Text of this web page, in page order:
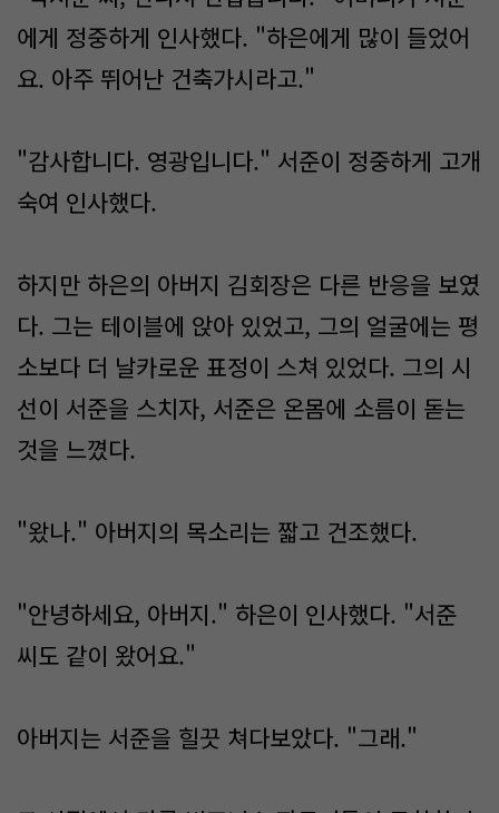
에게 정중하게 인사했다. "하은에게 많이 들었어
요. 아주 뛰어난 건축가시라고."
"감사합니다. 영광입니다." 서준이 정중하게 고개
숙여 인사했다.
하지만 하은의 아버지 김회장은 다른 반응을 보였
다. 그는 테이블에 앉아 있었고, 그의 얼굴에는 평
소보다 더 날카로운 표정이 스쳐 있었다. 그의 시
선이 서준을 스치자, 서준은 온몸에 소름이 돋는
것을 느꼈다.
"왔나." 아버지의 목소리는 짧고 건조했다.
"안녕하세요, 아버지." 하은이 인사했다. "서준
씨도 같이 왔어요."
아버지는 서준을 힐끗 쳐다보았다. "그래."